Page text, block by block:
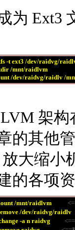
为 Ext3
-t ext3 /dev/raidvg/
/mnt/raidlvm
/dev/raidvg/raidlv /
架
的其他
大缩小
的各项
/mnt/raidlvm
/dev/raidvg/raidlv
-a n raidvg